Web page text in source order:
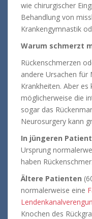
wie chirurgischer
Behandlung von
Krankengymnastik
Warum schmerzt
Rückenschmerzen
andere Ursachen für
Krankheiten. Aber es
möglicherweise die
sogar das
Neurosurgery kann
In jüngeren
Ursprung
haben
Ältere Patienten
normalerweise eine
Knochen des